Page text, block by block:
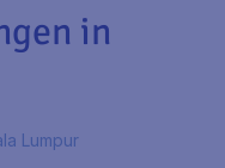
in
Lumpur